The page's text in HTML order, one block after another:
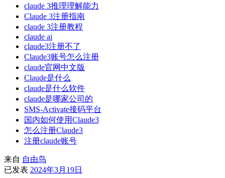
claude 3推理理解能力
Claude 3注册指南
claude 3注册教程
claude ai
claude3注册不了
Claude3账号怎么注册
claude官网中文版
Claude是什么
claude是什么软件
claude是哪家公司的
SMS-Activate接码平台
国内如何使用Claude3
怎么注册Claude3
注册claude账号
来自 自由鸟
已发表 2024年3月19日